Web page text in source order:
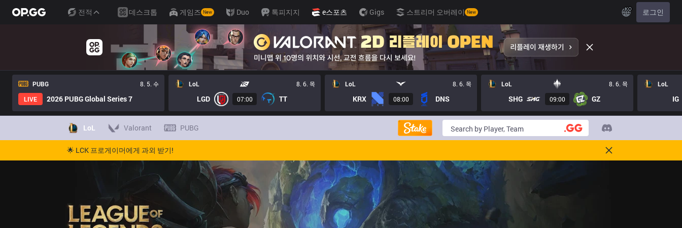
전적 데스크톱 게임즈 New Duo 톡피지지 e스포츠 Gigs 스트리머 오버레이 New KO 로그인
PUBG
8. 5. 수
LIVE
2026 PUBG Global Series 7
LoL 8. 6. 목
LGD 07:00 TT
LoL 8. 6. 목
KRX 08:00 DNS
LoL 8. 6. 목
SHG 09:00 GZ
LoL
IG
LoL Valorant PUBG
🌟 LCK 프로게이머에게 과외 받기!